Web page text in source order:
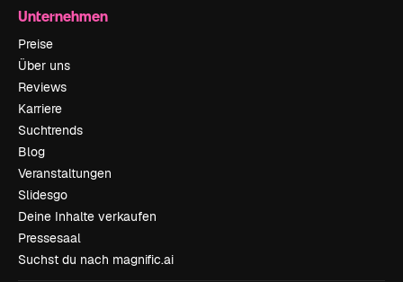
Unternehmen
Preise
Über uns
Reviews
Karriere
Suchtrends
Blog
Veranstaltungen
Slidesgo
Deine Inhalte verkaufen
Pressesaal
Suchst du nach magnific.ai